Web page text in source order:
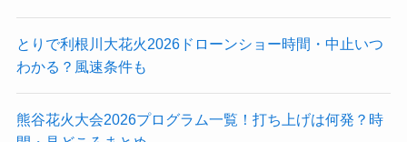
とりで利根川大花火2026ドローンショー時間・中止いつ
わかる？風速条件も
熊谷花火大会2026プログラム一覧！打ち上げは何発？時